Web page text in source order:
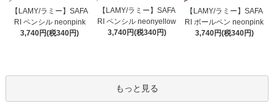
【LAMY/ラミー】SAFA
RI ペンシル neonpink
3,740円(税340円)
【LAMY/ラミー】SAFA
RI ペンシル neonyellow
3,740円(税340円)
【LAMY/ラミー】SAFA
RI ボールペン neonpink
3,740円(税340円)
もっと見る